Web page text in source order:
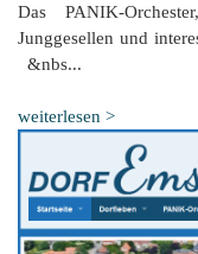
Das PANIK-
Junggesellen und
&nbs...
weiterlesen >